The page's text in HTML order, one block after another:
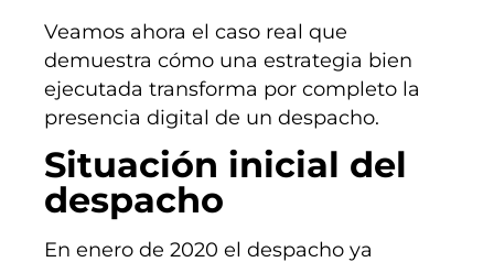
Veamos ahora el caso real que
demuestra cómo una estrategia bien
ejecutada transforma por completo la
presencia digital de un despacho.
Situación inicial del
despacho
En enero de 2020 el despacho ya